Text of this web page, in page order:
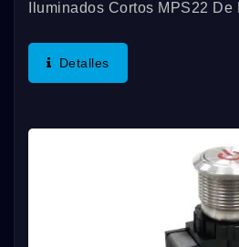
Iluminados Cortos MPS22
Hasta 1,000,000 De Ciclos Y
De Hasta 200,000 Ciclos....
Detalles